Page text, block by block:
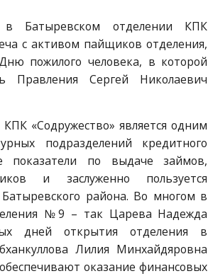
Батыревском отделении КПК
с активом пайщиков отделения,
пожилого человека, в которой
Правления Сергей Николаевич
«Содружество» является одним
подразделений кредитного
показатели по выдаче займов,
и заслуженно пользуется
района. Во многом в
№9 – так Царева Надежда
дней открытия отделения в
Лилия Минхайдяровна
оказание финансовых